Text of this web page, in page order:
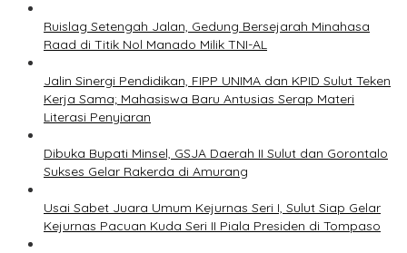
Ruislag Setengah Jalan, Gedung Bersejarah Minahasa
Raad di Titik Nol Manado Milik TNI-AL
Jalin Sinergi Pendidikan, FIPP UNIMA dan KPID Sulut Teken
Kerja Sama; Mahasiswa Baru Antusias Serap Materi
Literasi Penyiaran
Dibuka Bupati Minsel, GSJA Daerah II Sulut dan Gorontalo
Sukses Gelar Rakerda di Amurang
Usai Sabet Juara Umum Kejurnas Seri I, Sulut Siap Gelar
Kejurnas Pacuan Kuda Seri II Piala Presiden di Tompaso